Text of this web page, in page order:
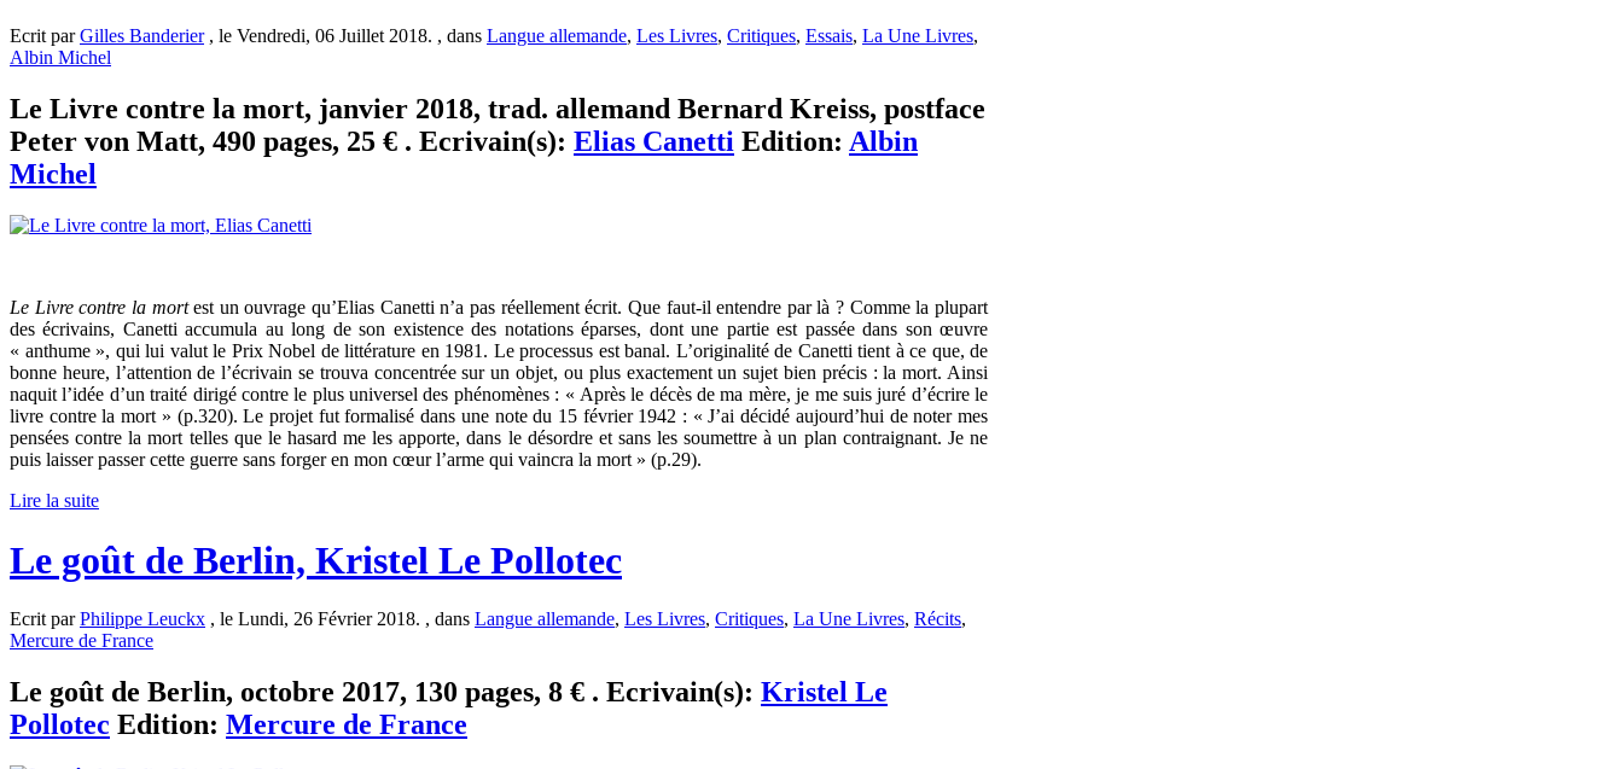
Ecrit parGilles Banderier, le Vendredi, 06 Juillet 2018. , dans Langue allemande, Les Livres, Critiques, Essais, La Une Livres,
Albin Michel
Le Livre contre la mort, janvier 2018, trad. allemand Bernard Kreiss, postface
Peter von Matt, 490 pages, 25 € . Ecrivain(s): Elias Canetti Edition: Albin
Michel
Le Livre contre la mortest un ouvrage qu’Elias Canetti n’a pas réellement écrit. Que faut-il entendre par là ? Comme la plupart
des écrivains, Canetti accumula au long de son existence des notations éparses, dont une partie est passée dans son œuvre
« anthume », qui lui valut le Prix Nobel de littérature en 1981. Le processus est banal. L’originalité de Canetti tient à ce que, de
bonne heure, l’attention de l’écrivain se trouva concentrée sur un objet, ou plus exactement un sujet bien précis : la mort. Ainsi
naquit l’idée d’un traité dirigé contre le plus universel des phénomènes : « Après le décès de ma mère, je me suis juré d’écrire le
livre contre la mort » (p.320). Le projet fut formalisé dans une note du 15 février 1942 : « J’ai décidé aujourd’hui de noter mes
pensées contre la mort telles que le hasard me les apporte, dans le désordre et sans les soumettre à un plan contraignant. Je ne
puis laisser passer cette guerre sans forger en mon cœur l’arme qui vaincra la mort » (p.29).
Lire la suite
Le goût de Berlin, Kristel Le Pollotec
Ecrit parPhilippe Leuckx , le Lundi, 26 Février 2018. , dans Langue allemande, Les Livres, Critiques, La Une Livres, Récits,
Mercure de France
Le goût de Berlin, octobre 2017, 130 pages, 8 € . Ecrivain(s): Kristel Le
Pollotec Edition: Mercure de France